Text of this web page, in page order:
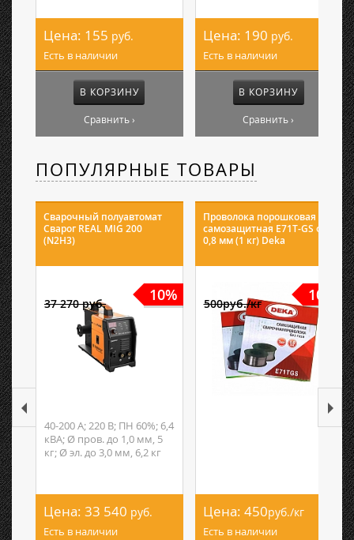
Цена: 155 руб.
Есть в наличии
В КОРЗИНУ
Сравнить ›
Цена: 190 руб.
Есть в наличии
В КОРЗИНУ
Сравнить ›
ПОПУЛЯРНЫЕ ТОВАРЫ
Сварочный полуавтомат
Сварог REAL MIG 200
(N2H3)
10%
37 270 руб.
40-200 А; 220 В; ПН 60%; 6,4
кВА; Ø пров. до 1,0 мм, 5
кг; Ø эл. до 3,0 мм, 6,2 кг
Цена: 33 540 руб.
Есть в наличии
Проволока порошковая
самозащитная E71T-GS ф
0,8 мм (1 кг) Deka
10%
500руб./кг
Цена: 450руб./кг
Есть в наличии